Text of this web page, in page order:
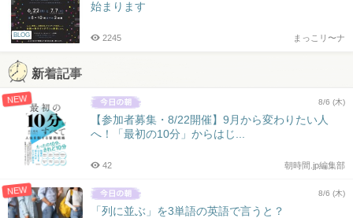
BLOG
始まります
まっこリ〜ナ
2245
新着記事
NEW 8/6 (木)
【参加者募集・8/22開催】9月から変わりたい人
へ！「最初の10分」からはじ...
朝時間.jp編集部
42
NEW 8/6 (木)
「列に並ぶ」を3単語の英語で言うと？